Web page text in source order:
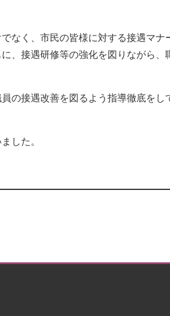
なく、市民の皆様に対する接遇マナ
、接遇研修等の強化を図りながら、
の接遇改善を図るよう指導徹底をし
した。